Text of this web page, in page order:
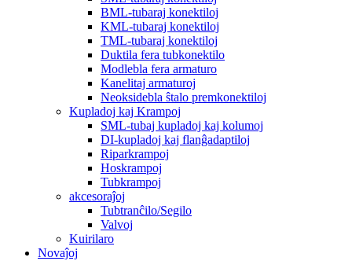
BML-tubaraj konektiloj
KML-tubaraj konektiloj
TML-tubaraj konektiloj
Duktila fera tubkonektilo
Modlebla fera armaturo
Kanelitaj armaturoj
Neoksidebla ŝtalo premkonektiloj
Kupladoj kaj Krampoj
SML-tubaj kupladoj kaj kolumoj
DI-kupladoj kaj flanĝadaptiloj
Riparkrampoj
Hoskrampoj
Tubkrampoj
akcesoraĵoj
Tubtranĉilo/Segilo
Valvoj
Kuirilaro
Novaĵoj